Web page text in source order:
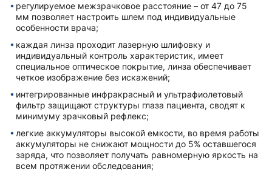
регулируемое межзрачковое расстояние – от 47 до 75
мм позволяет настроить шлем под индивидуальные
особенности врача;
каждая линза проходит лазерную шлифовку и
индивидуальный контроль характеристик, имеет
специальное оптическое покрытие, линза обеспечивает
четкое изображение без искажений;
интегрированные инфракрасный и ультрафиолетовый
фильтр защищают структуры глаза пациента, сводят к
минимуму зрачковый рефлекс;
легкие аккумуляторы высокой емкости, во время работы
аккумуляторы не снижают мощности до 5% оставшегося
заряда, что позволяет получать равномерную яркость на
всем протяжении обследования;